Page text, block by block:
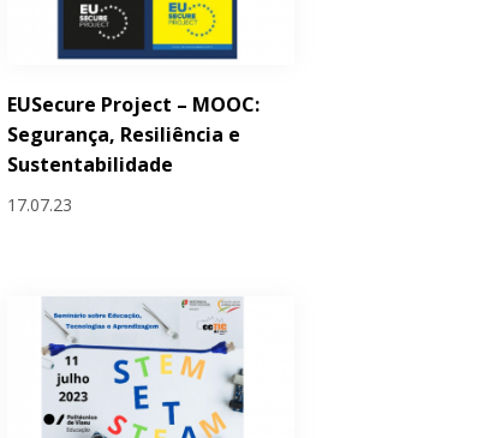
EUSecure Project – MOOC:
Segurança, Resiliência e
Sustentabilidade
17.07.23